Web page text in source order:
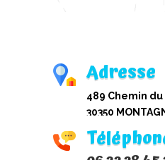
Adresse
489 Chemin
30350